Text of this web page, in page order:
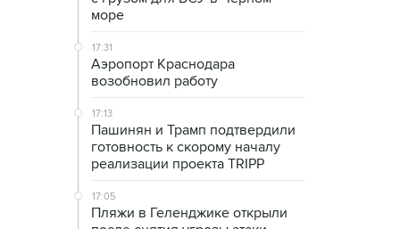
море
17:31
Аэропорт Краснодара
возобновил работу
17:13
Пашинян и Трамп подтвердили
готовность к скорому началу
реализации проекта TRIPP
17:05
Пляжи в Геленджике открыли